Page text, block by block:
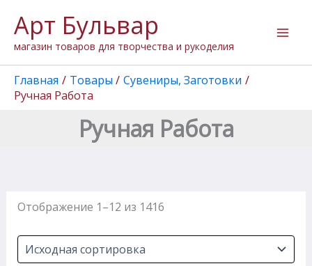
содержимому
Арт Бульвар
магазин товаров для творчества и рукоделия
Главная Товары
Сувениры, Заготовки
Ручная Работа
Ручная Работа
Отображение 1–12 из 1416